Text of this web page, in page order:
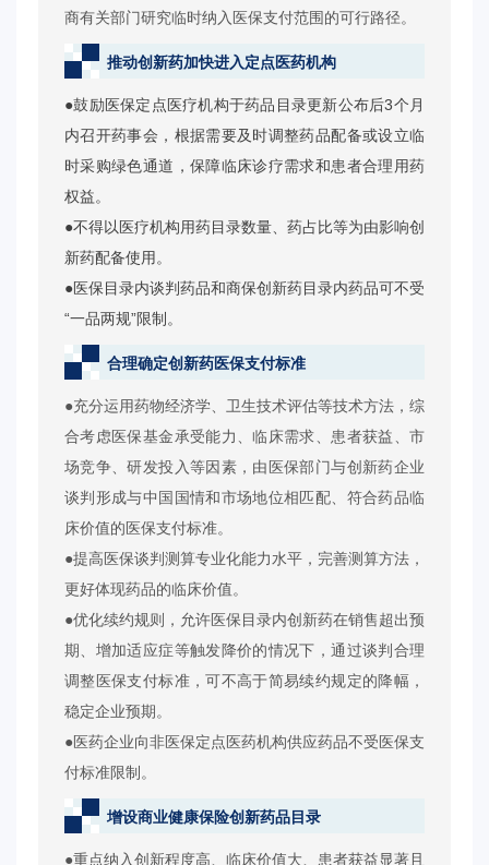
商有关部门研究临时纳入医保支付范围的可行路径。
推动创新药加快进入定点医药机构
●鼓励医保定点医疗机构于药品目录更新公布后3个月
内召开药事会，根据需要及时调整药品配备或设立临
时采购绿色通道，保障临床诊疗需求和患者合理用药
权益。
●不得以医疗机构用药目录数量、药占比等为由影响创
新药配备使用。
●医保目录内谈判药品和商保创新药目录内药品可不受
“一品两规”限制。
合理确定创新药医保支付标准
●充分运用药物经济学、卫生技术评估等技术方法，综
合考虑医保基金承受能力、临床需求、患者获益、市
场竞争、研发投入等因素，由医保部门与创新药企业
谈判形成与中国国情和市场地位相匹配、符合药品临
床价值的医保支付标准。
●提高医保谈判测算专业化能力水平，完善测算方法，
更好体现药品的临床价值。
●优化续约规则，允许医保目录内创新药在销售超出预
期、增加适应症等触发降价的情况下，通过谈判合理
调整医保支付标准，可不高于简易续约规定的降幅，
稳定企业预期。
●医药企业向非医保定点医药机构供应药品不受医保支
付标准限制。
增设商业健康保险创新药品目录
●重点纳入创新程度高、临床价值大、患者获益显著且